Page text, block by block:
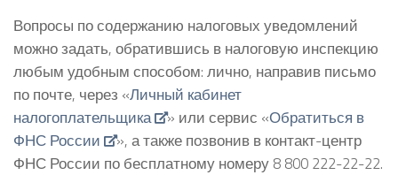
Вопросы по содержанию налоговых уведомлений
можно задать, обратившись в налоговую инспекцию
любым удобным способом: лично, направив письмо
по почте, через «Личный кабинет
налогоплательщика
» или сервис «Обратиться в
ФНС России
», а также позвонив в контакт-центр
ФНС России по бесплатному номеру 8 800 222-22-22.